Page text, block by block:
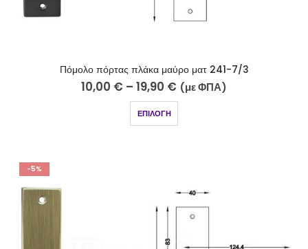
Πόμολο πόρτας πλάκα μαύρο ματ 241-7/3
10,00 € – 19,90 € (με ΦΠΑ)
ΕΠΙΛΟΓΉ
-5%